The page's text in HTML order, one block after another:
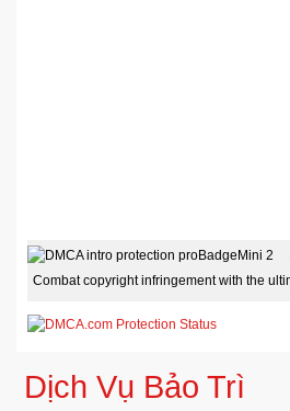
Combat copyright infringement with the
Dịch Vụ Bảo Trì